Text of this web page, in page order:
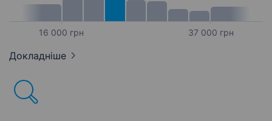
16 000 грн 37 000 грн
Докладніше